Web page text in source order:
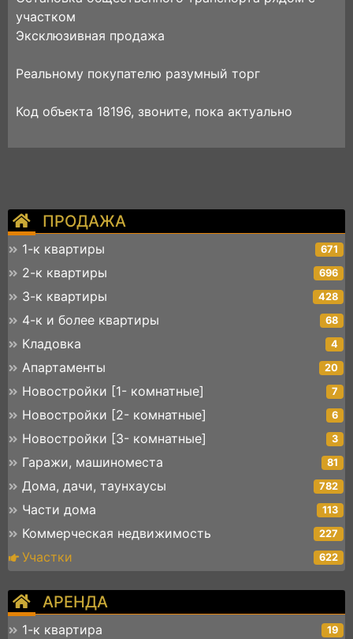
ПРОДАЖА
1-к квартиры 671
2-к квартиры 696
3-к квартиры 428
4-к и более квартиры 68
Кладовка 4
Апартаменты 20
Новостройки [1- комнатные] 7
Новостройки [2- комнатные] 6
Новостройки [3- комнатные] 3
Гаражи, машиноместа 81
Дома, дачи, таунхаусы 782
Части дома 113
Коммерческая недвижимость 227
Участки 622
АРЕНДА
1-к квартира 19
участком
Эксклюзивная продажа
Реальному покупателю разумный торг
Код объекта 18196, звоните, пока актуально